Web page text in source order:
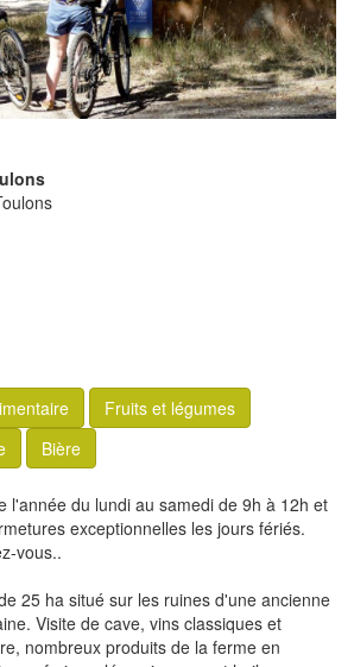
Fruits et légumes
Bière
l'année du lundi au samedi de 9h à 12h et
exceptionnelles les jours fériés.
vous..
25 ha situé sur les ruines d'une ancienne
Visite de cave, vins classiques et
nombreux produits de la ferme en